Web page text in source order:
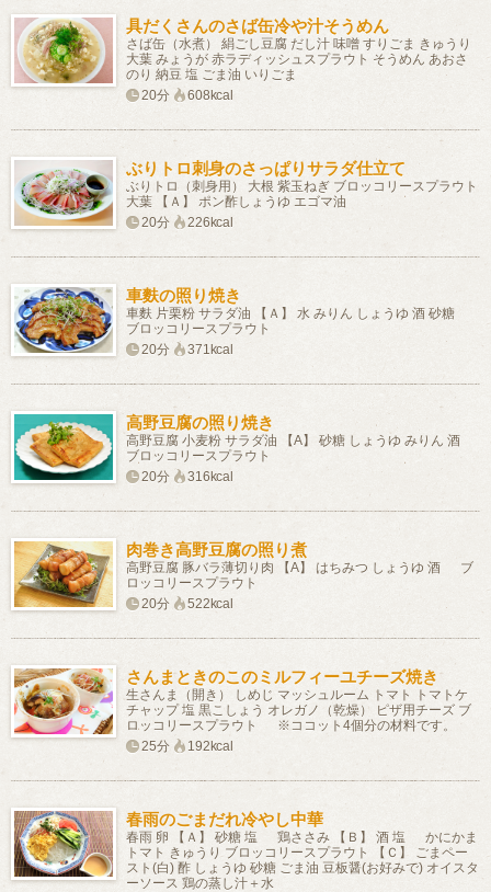
具だくさんのさば缶冷や汁そうめん
さば缶（水煮） 絹ごし豆腐 だし汁 味噌 すりごま きゅうり
大葉 みょうが 赤ラディッシュスプラウト そうめん あおさ
のり 納豆 塩 ごま油 いりごま
20分
608kcal
ぶりトロ刺身のさっぱりサラダ仕立て
ぶりトロ（刺身用） 大根 紫玉ねぎ ブロッコリースプラウト
大葉 【Ａ】 ポン酢しょうゆ エゴマ油
20分
226kcal
車麩の照り焼き
車麩 片栗粉 サラダ油 【Ａ】 水 みりん しょうゆ 酒 砂糖
ブロッコリースプラウト
20分
371kcal
高野豆腐の照り焼き
高野豆腐 小麦粉 サラダ油 【A】 砂糖 しょうゆ みりん 酒
ブロッコリースプラウト
20分
316kcal
肉巻き高野豆腐の照り煮
高野豆腐 豚バラ薄切り肉 【A】 はちみつ しょうゆ 酒 ブ
ロッコリースプラウト
20分
522kcal
さんまときのこのミルフィーユチーズ焼き
生さんま（開き） しめじ マッシュルーム トマト トマトケ
チャップ 塩 黒こしょう オレガノ（乾燥） ピザ用チーズ ブ
ロッコリースプラウト ※ココット4個分の材料です。
25分
192kcal
春雨のごまだれ冷やし中華
春雨 卵 【Ａ】 砂糖 塩 鶏ささみ 【Ｂ】 酒 塩 かにかま
トマト きゅうり ブロッコリースプラウト 【Ｃ】 ごまペー
スト(白) 酢 しょうゆ 砂糖 ごま油 豆板醤(お好みで) オイスタ
ーソース 鶏の蒸し汁＋水